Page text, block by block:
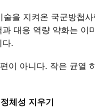
을 지켜온 국군방첩
대응 역량 약화는
.
이 아니다. 작은 균열
체성 지우기